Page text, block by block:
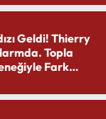
Geldi! Thierry
Topla
Fark